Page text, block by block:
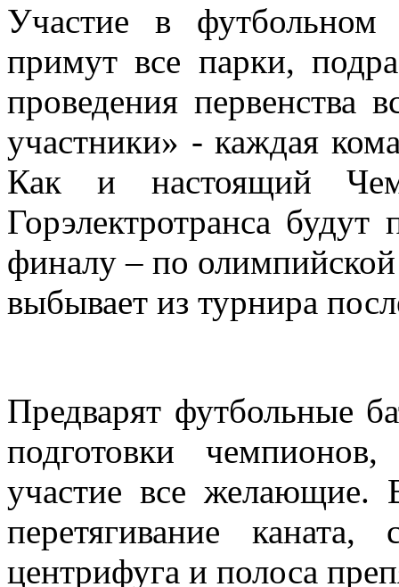
Участие в футбольном
примут все парки,
проведения первенства
участники» - каждая
Как и настоящий
Горэлектротранса
финалу – по
выбывает из турнира
Предварят футбольные
подготовки
участие все желающие.
перетягивание каната,
центрифуга и полоса